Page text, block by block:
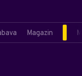
Magazin